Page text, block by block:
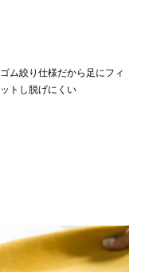
ゴム絞り仕様だから足にフィ
ットし脱げにくい